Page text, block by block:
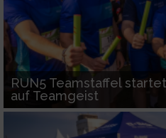
RUN5 Teamstaffel
auf Teamgeist